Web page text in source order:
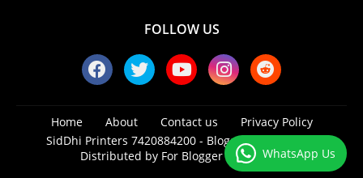
FOLLOW US
Home About Contact us
Privacy Policy
SidDhi Printers 7420884200 - Blogger Templates|
Distributed by For Blogger TemplatesWhatsApp Us